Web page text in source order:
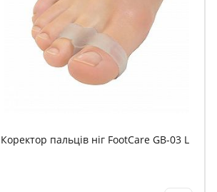
Коректор пальців ніг FootCare GB-03 L